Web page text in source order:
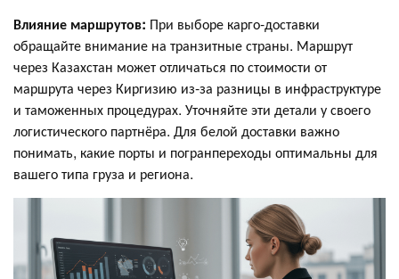
Влияние маршрутов: При выборе карго-доставки
обращайте внимание на транзитные страны. Маршрут
через Казахстан может отличаться по стоимости от
маршрута через Киргизию из-за разницы в инфраструктуре
и таможенных процедурах. Уточняйте эти детали у своего
логистического партнёра. Для белой доставки важно
понимать, какие порты и погранпереходы оптимальны для
вашего типа груза и региона.